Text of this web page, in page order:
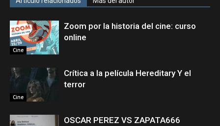
Cine
Zoom por la historia del cine: curso
online
Cine
Crítica a la película Hereditary Y el
terror
OSCAR PEREZ VS ZAPATA666